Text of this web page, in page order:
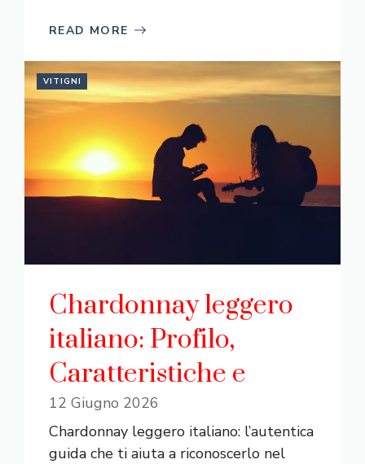
READ MORE
VITIGNI
Chardonnay leggero
italiano: Profilo,
Caratteristiche e
12 Giugno 2026
Chardonnay leggero italiano: l’autentica
guida che ti aiuta a riconoscerlo nel